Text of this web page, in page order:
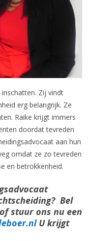
Zij vindt
erg belangrijk. Ze
Raike krijgt immers
doordat tevreden
aan hun
omdat ze zo tevreden
en betrokkenheid.
Bel
stuur ons nu een
U krijgt